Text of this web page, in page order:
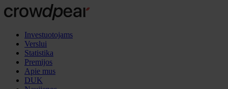
Investuotojams
Verslui
Statistika
Premijos
Apie mus
DUK